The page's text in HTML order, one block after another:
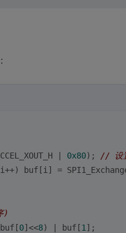
| 0x80); // 设
buf[i] =
)
0]<<8) | buf[1 ];